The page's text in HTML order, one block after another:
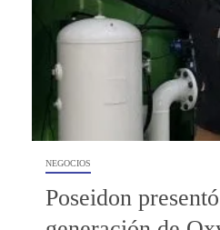
NEGOCIOS
Poseidon